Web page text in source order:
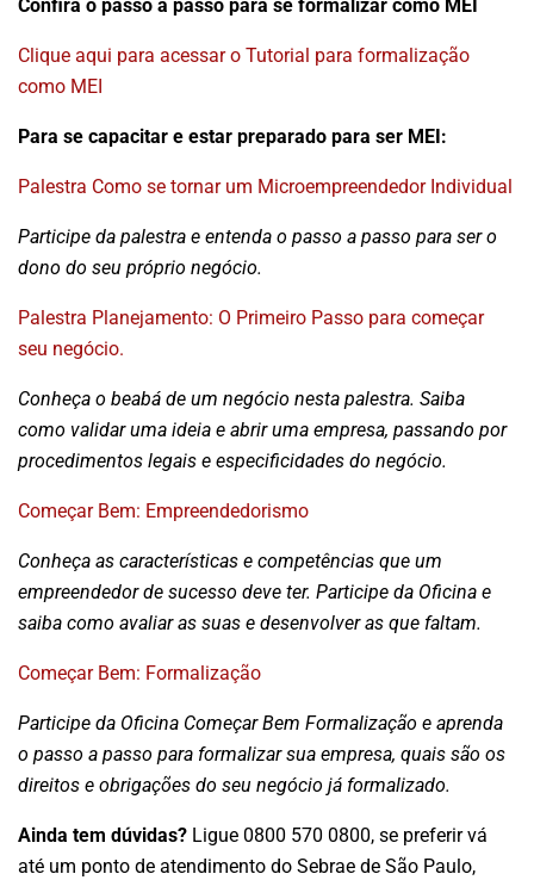
Confira o passo a passo para se formalizar como MEI
Clique aqui para acessar o Tutorial para formalização
como MEI
Para se capacitar e estar preparado para ser MEI:
Palestra Como se tornar um Microempreendedor Individual
Participe da palestra e entenda o passo a passo para ser o
dono do seu próprio negócio.
Palestra Planejamento: O Primeiro Passo para começar
seu negócio.
Conheça o beabá de um negócio nesta palestra. Saiba
como validar uma ideia e abrir uma empresa, passando por
procedimentos legais e especificidades do negócio.
Começar Bem: Empreendedorismo
Conheça as características e competências que um
empreendedor de sucesso deve ter. Participe da Oficina e
saiba como avaliar as suas e desenvolver as que faltam.
Começar Bem: Formalização
Participe da Oficina Começar Bem Formalização e aprenda
o passo a passo para formalizar sua empresa, quais são os
direitos e obrigações do seu negócio já formalizado.
Ainda tem dúvidas? Ligue 0800 570 0800, se preferir vá
até um ponto de atendimento do Sebrae de São Paulo,